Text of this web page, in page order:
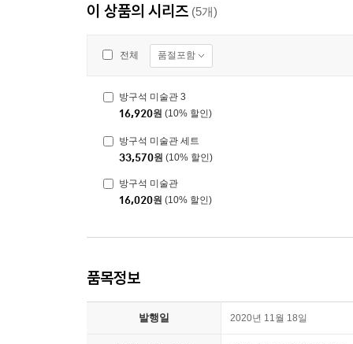
이 상품의 시리즈 (5개)
전체 품절포함
방구석 미술관 3
16,920원 (10% 할인)
방구석 미술관 세트
33,570원 (10% 할인)
방구석 미술관
16,020원 (10% 할인)
품목정보
발행일 2020년 11월 18일